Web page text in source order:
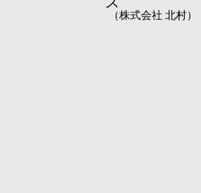
（株式会社 北村）